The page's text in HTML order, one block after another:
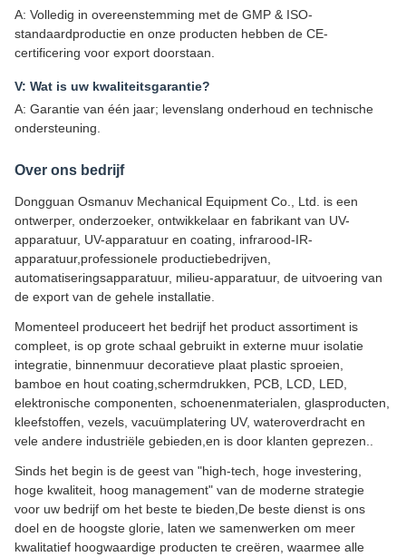
A: Volledig in overeenstemming met de GMP & ISO-
standaardproductie en onze producten hebben de CE-
certificering voor export doorstaan.
V: Wat is uw kwaliteitsgarantie?
A: Garantie van één jaar; levenslang onderhoud en technische
ondersteuning.
Over ons bedrijf
Dongguan Osmanuv Mechanical Equipment Co., Ltd. is een
ontwerper, onderzoeker, ontwikkelaar en fabrikant van UV-
apparatuur, UV-apparatuur en coating, infrarood-IR-
apparatuur,professionele productiebedrijven,
automatiseringsapparatuur, milieu-apparatuur, de uitvoering van
de export van de gehele installatie.
Momenteel produceert het bedrijf het product assortiment is
compleet, is op grote schaal gebruikt in externe muur isolatie
integratie, binnenmuur decoratieve plaat plastic sproeien,
bamboe en hout coating,schermdrukken, PCB, LCD, LED,
elektronische componenten, schoenenmaterialen, glasproducten,
kleefstoffen, vezels, vacuümplatering UV, wateroverdracht en
vele andere industriële gebieden,en is door klanten geprezen..
Sinds het begin is de geest van "high-tech, hoge investering,
hoge kwaliteit, hoog management" van de moderne strategie
voor uw bedrijf om het beste te bieden,De beste dienst is ons
doel en de hoogste glorie, laten we samenwerken om meer
kwalitatief hoogwaardige producten te creëren, waarmee alle